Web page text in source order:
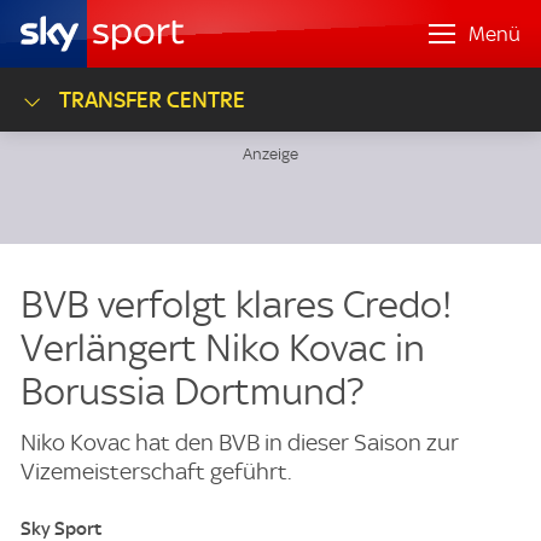
Menü
TRANSFER CENTRE
BVB verfolgt klares Credo!
Verlängert Niko Kovac in
Borussia Dortmund?
Niko Kovac hat den BVB in dieser Saison zur
Vizemeisterschaft geführt.
Sky Sport